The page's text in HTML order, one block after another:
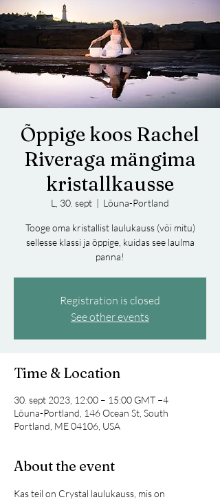
Õppige koos Rachel
Riveraga mängima
kristallkausse
L, 30. sept
  |
Lõuna-Portland
Tooge oma kristallist laulukauss (või mitu)
sellesse klassi ja õppige, kuidas see laulma
panna!
Registration is closed
See other events
Time & Location
30. sept 2023, 12:00 – 15:00 GMT −4
Lõuna-Portland, 146 Ocean St, South
Portland, ME 04106, USA
About the event
Kas teil on Crystal laulukauss, mis on